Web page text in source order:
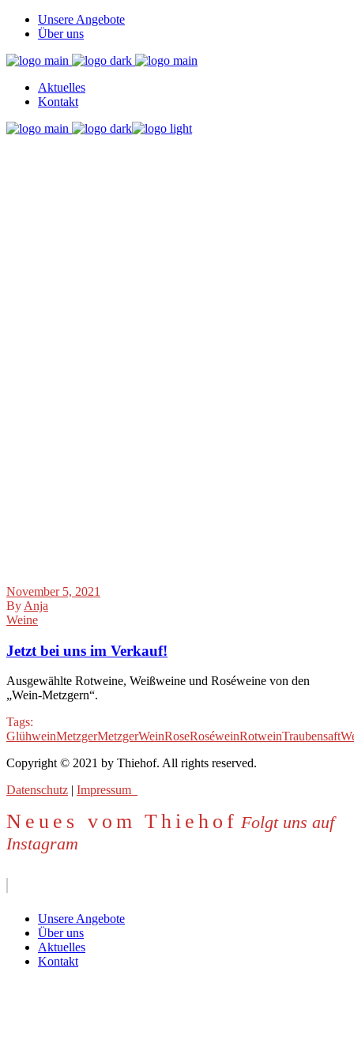
Unsere Angebote
Über uns
Aktuelles
Kontakt
November 5, 2021
By Anja
Weine
Jetzt bei uns im Verkauf!
Ausgewählte Rotweine, Weißweine und Roséweine von den
„Wein-Metzgern“.
Tags:
GlühweinMetzgerMetzgerWeinRoseRoséweinRotweinTraubensaft
Copyright © 2021 by Thiehof. All rights reserved.
Datenschutz | Impressum
Neues vom Thiehof Folgt uns auf
Instagram
Unsere Angebote
Über uns
Aktuelles
Kontakt